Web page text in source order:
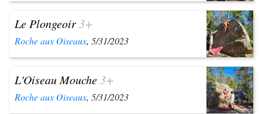
Le Plongeoir3+
Roche aux Oiseaux, 5/31/2023
L'Oiseau Mouche3+
Roche aux Oiseaux, 5/31/2023